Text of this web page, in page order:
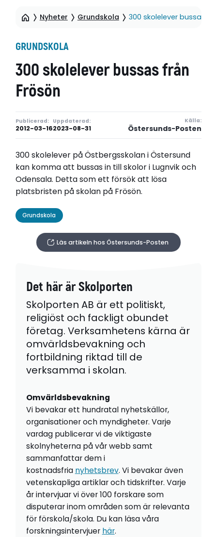
Nyheter Grundskola 300 skolelever bussas
GRUNDSKOLA
300 skolelever bussas från
Frösön
Publicerad:
2012-03-16
Uppdaterad:
2023-08-31
Källa:
Östersunds-Posten
300 skolelever på Östbergsskolan i Östersund
kan komma att bussas in till skolor i Lugnvik och
Odensala. Detta som ett försök att lösa
platsbristen på skolan på Frösön.
Grundskola
Läs artikeln hos Östersunds-Posten
Det här är Skolporten
Skolporten AB är ett politiskt,
religiöst och fackligt obundet
företag. Verksamhetens kärna är
omvärldsbevakning och
fortbildning riktad till de
verksamma i skolan.
Omvärldsbevakning
Vi bevakar ett hundratal nyhetskällor,
organisationer och myndigheter. Varje
vardag publicerar vi de viktigaste
skolnyheterna på vår webb samt
sammanfattar dem i
kostnadsfria nyhetsbrev. Vi bevakar även
vetenskapliga artiklar och tidskrifter. Varje
år intervjuar vi över 100 forskare som
disputerar inom områden som är relevanta
för förskola/skola. Du kan läsa våra
forskningsintervjuer här.